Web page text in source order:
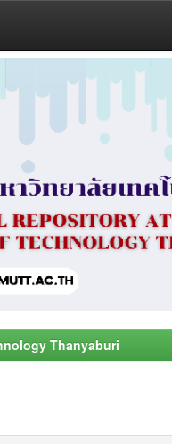
Thanyaburi